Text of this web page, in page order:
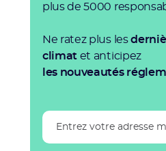
plus de 5000
Ne ratez plus les
climat et anticipez
les nouveautés